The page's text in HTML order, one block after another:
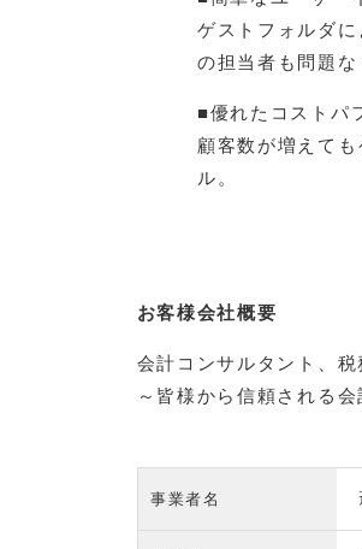
ゲストフォルダ
の担当者も問題な
■優れたコストパ
顧客数が増えて
ル。
お客様会社概要
会計コンサルタント、
～皆様から信頼される
事業者名